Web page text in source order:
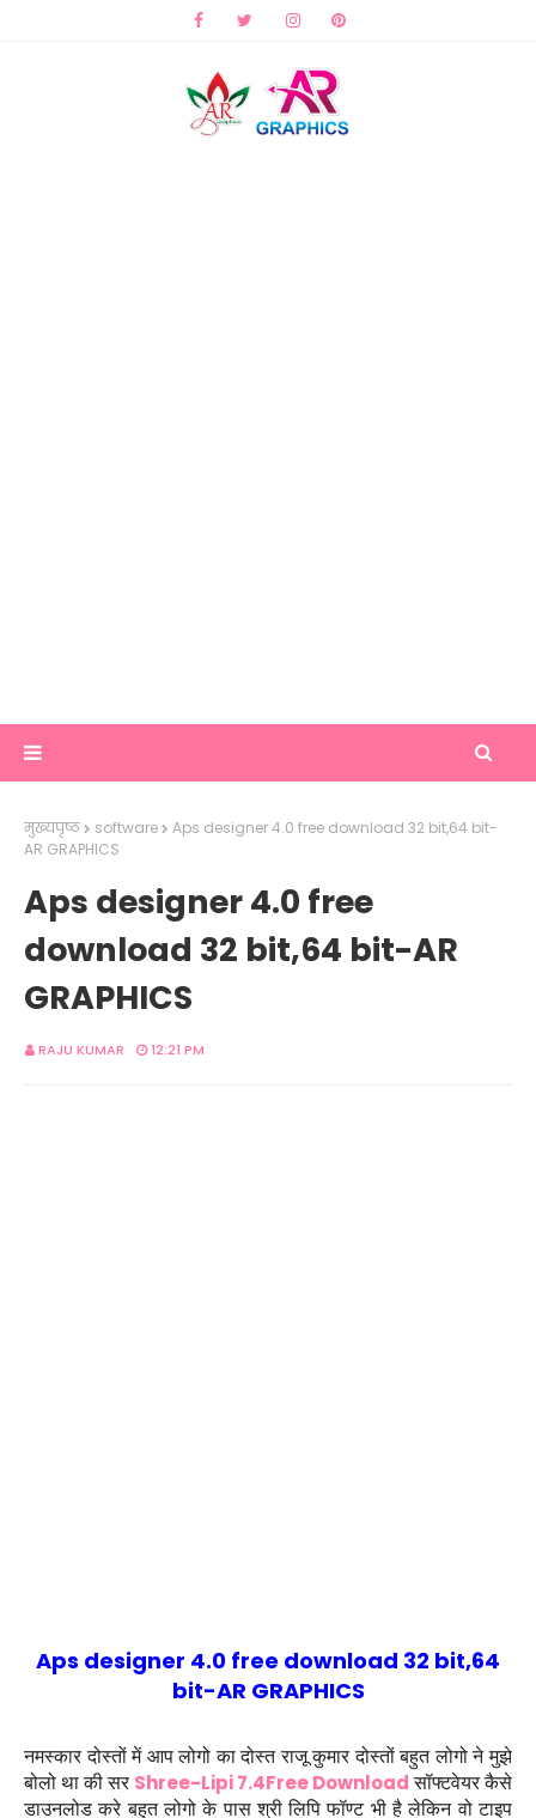
मुख्यपृष्ठ software
Aps designer 4.0 free download 32 bit,64 bit-
AR GRAPHICS
Aps designer 4.0 free
download 32 bit,64 bit-AR
GRAPHICS
RAJU KUMAR 12:21 PM
Aps designer 4.0 free download 32 bit,64
bit-AR GRAPHICS
नमस्कार दोस्तों में आप लोगो का दोस्त राजू कुमार दोस्तों बहुत लोगो ने मुझे
बोलो था की सर Shree-Lipi 7.4Free Downloadसॉफ्टवेयर कैसे
डाउनलोड करे बहुत लोगो के पास श्री लिपि फॉण्ट भी है लेकिन वो टाइप